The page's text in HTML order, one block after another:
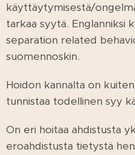
käyttäytymisestä/
tarkaa syytä. Englanniksi
separation related
suomennoskin.
Hoidon kannalta on
tunnistaa todellinen syy
On eri hoitaa ahdistusta
eroahdistusta tietystä